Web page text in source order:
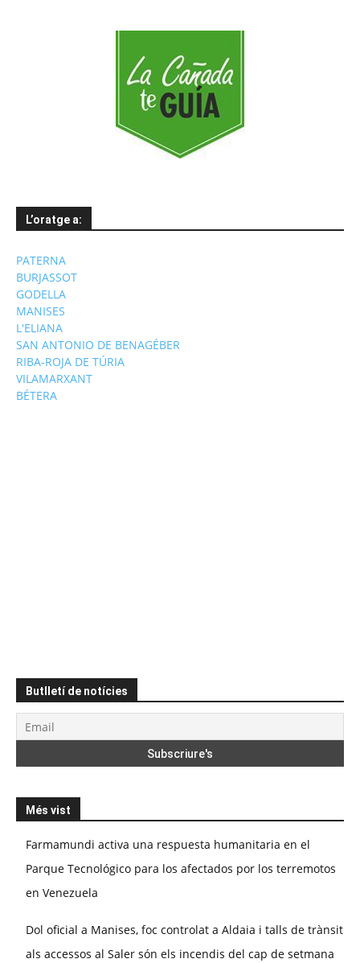
L’oratge a:
PATERNA
BURJASSOT
GODELLA
MANISES
L'ELIANA
SAN ANTONIO DE BENAGÉBER
RIBA-ROJA DE TÚRIA
VILAMARXANT
BÉTERA
Butlletí de notícies
Més vist
Farmamundi activa una respuesta humanitaria en el
Parque Tecnológico para los afectados por los terremotos
en Venezuela
Dol oficial a Manises, foc controlat a Aldaia i talls de trànsit
als accessos al Saler són els incendis del cap de setmana